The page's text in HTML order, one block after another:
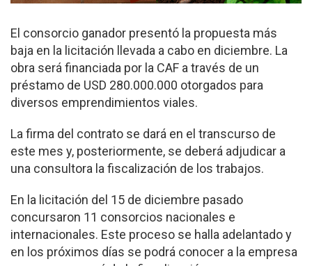
El consorcio ganador presentó la propuesta más
baja en la licitación llevada a cabo en diciembre. La
obra será financiada por la CAF a través de un
préstamo de USD 280.000.000 otorgados para
diversos emprendimientos viales.
La firma del contrato se dará en el transcurso de
este mes y, posteriormente, se deberá adjudicar a
una consultora la fiscalización de los trabajos.
En la licitación del 15 de diciembre pasado
concursaron 11 consorcios nacionales e
internacionales. Este proceso se halla adelantado y
en los próximos días se podrá conocer a la empresa